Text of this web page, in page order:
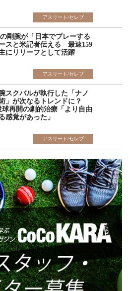
アスリート/セレブ
剛腕が「日本でプレーする
スと米記者伝える 最速159
にリリーフとして活躍
アスリート/セレブ
スクバルが執行した「ナノ
」が次なるトレンドに？
球再開の劇的治療「より自由
感覚があった」
アスリート/セレブ